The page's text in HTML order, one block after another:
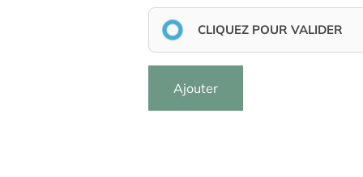
CLIQUEZ POUR VALIDER
Ajouter